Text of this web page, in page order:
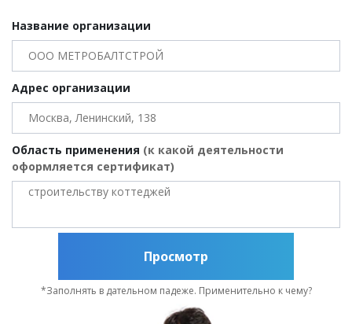
Название организации
Адрес организации
Область применения (к какой деятельности
оформляется сертификат)
Просмотр
*Заполнять в дательном падеже. Применительно к чему?